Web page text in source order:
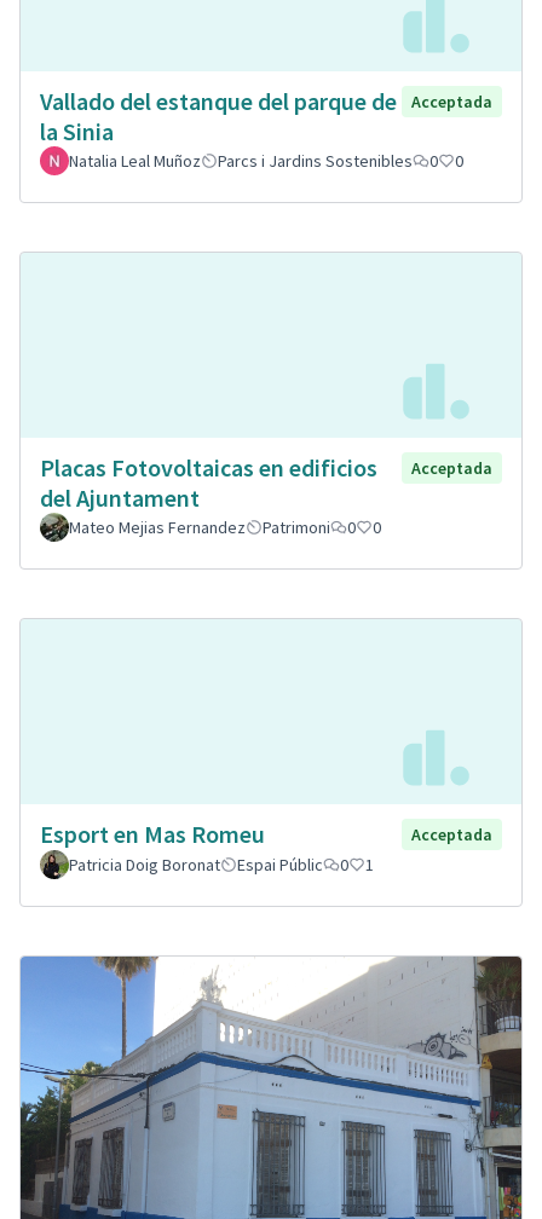
Vallado del estanque del parque de
la Sinia
Acceptada
Natalia Leal Muñoz Parcs i Jardins Sostenibles 0 0
Placas Fotovoltaicas en edificios
del Ajuntament
Acceptada
Mateo Mejias Fernandez Patrimoni 0 0
Esport en Mas Romeu
Acceptada
Patricia Doig Boronat
Espai Públic 0 1